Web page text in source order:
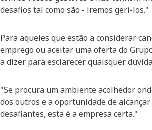
desafios tal como são - iremos geri-los."
Para aqueles que estão a considerar
emprego ou aceitar uma oferta do
a dizer para esclarecer quaisquer
"Se procura um ambiente acolhedor
dos outros e a oportunidade de
desafiantes, esta é a empresa certa."